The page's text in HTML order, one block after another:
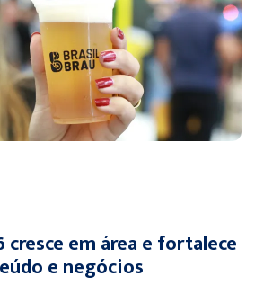
cresce em área e fortalece
e negócios